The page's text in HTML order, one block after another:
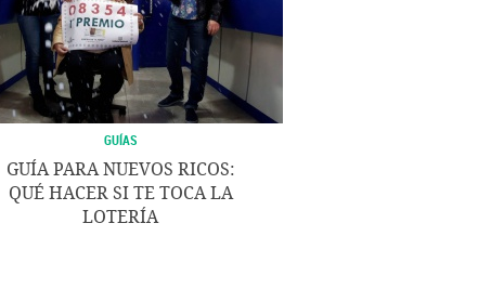
GUÍAS
GUÍA PARA NUEVOS RICOS:
QUÉ HACER SI TE TOCA LA
LOTERÍA